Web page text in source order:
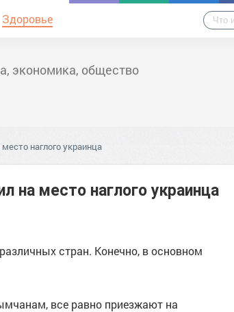
Здоровье
экономика, общество
наглого украинца
на место наглого украинца
стран. Конечно, в основном
все равно приезжают на